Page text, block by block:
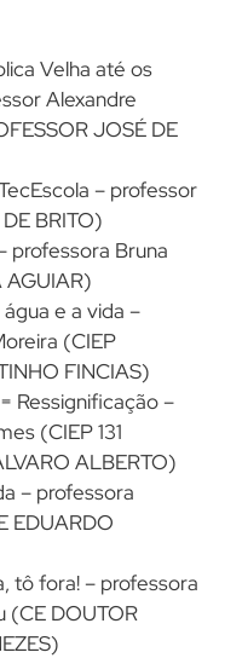
Velha até os
Alexandre
JOSÉ DE
– professor
BRITO)
professora Bruna
AGUIAR)
e a vida –
(CIEP
FINCIAS)
Ressignificação –
(CIEP 131
ALBERTO)
– professora
EDUARDO
tô fora! – professora
(CE DOUTOR